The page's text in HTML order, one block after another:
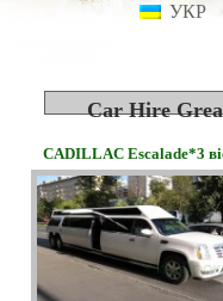
УКР
Car Hire
CADILLAC Escalade*3